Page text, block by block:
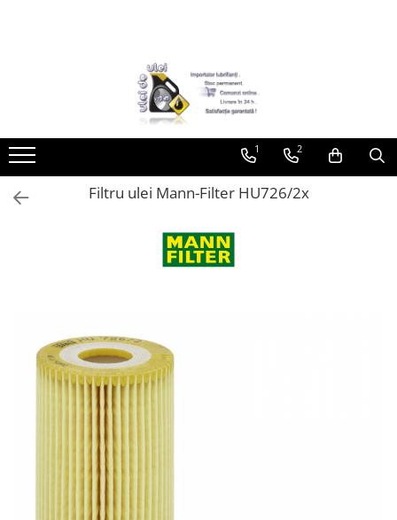
► Detailing si cosmetica
Curatare tapiterie auto
Curatare si intretinere piele
Plastice interioare
Sampon auto
Polish auto
Jante si anvelope
Accesorii spalare si uscare
Intretinere motor
Curatare generala
Restaurare faruri
Spalare si detailing rapid
1 2
Filtru ulei Mann-Filter HU726/2x